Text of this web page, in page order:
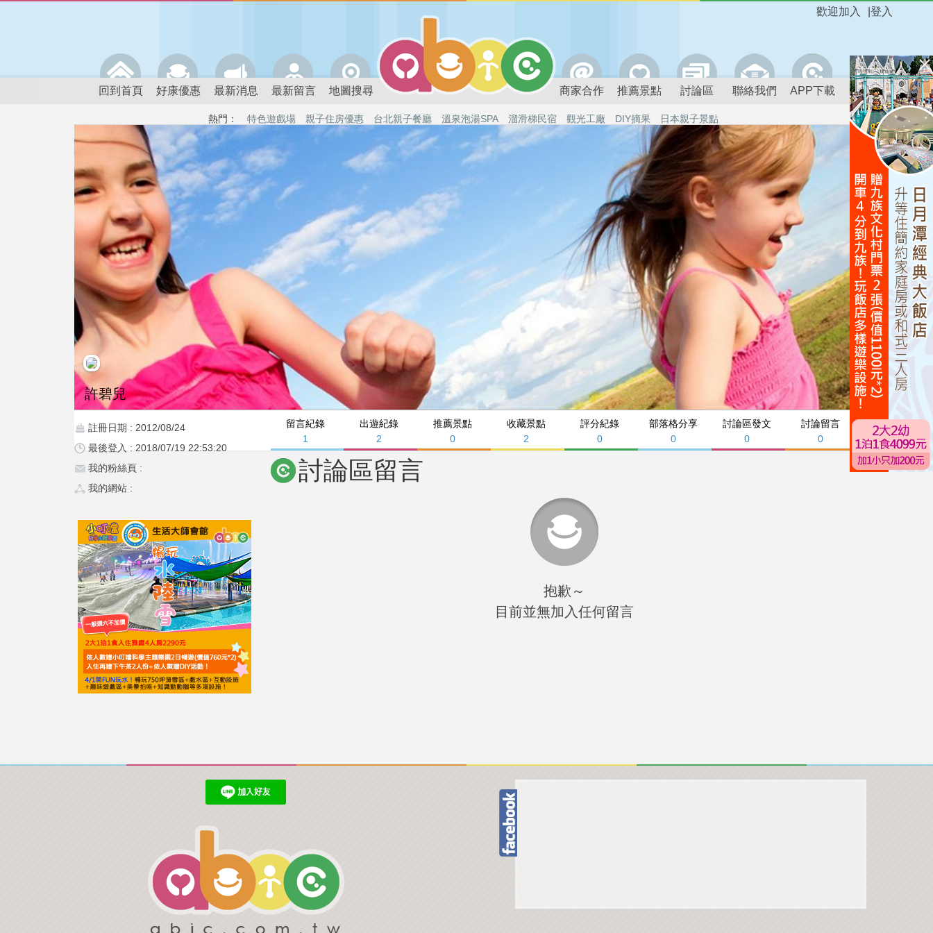
登入
歡迎加入
回到首頁 好康優惠 最新消息 最新留言 地圖搜尋 商家合作 推薦景點 討論區 聯絡我們 APP下載
熱門： 特色遊戲場 親子住房優惠 台北親子餐廳 溫泉泡湯SPA 溜滑梯民宿 觀光工廠 DIY摘果 日本親子景點
留言紀錄
1
出遊紀錄
2
推薦景點
0
收藏景點
2
評分紀錄
0
部落格分享
0
討論區發文
0
討論留言
0
許碧兒
註冊日期 : 2012/08/24
最後登入 : 2018/07/19 22:53:20
我的粉絲頁 :
我的網站 :
討論區留言
抱歉～
目前並無加入任何留言